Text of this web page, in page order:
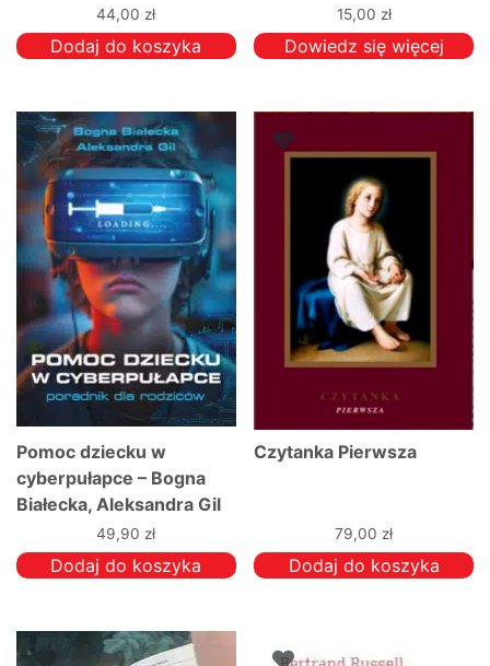
44,00zł
Dodaj do koszyka
15,00 zł
Dowiedz się więcej
Pomoc dziecku w
cyberpułapce – Bogna
Białecka, Aleksandra Gil
49,90 zł
Dodaj do koszyka
Czytanka Pierwsza
79,00 zł
Dodaj do koszyka